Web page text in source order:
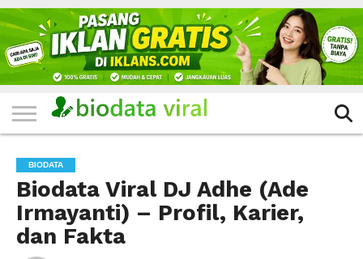
HOME
FILTER
KATEGORI
IKLAN
GRATIS
TERVIRAL
TRADING
KOMUNITAS
BERITA
BISNIS
LAINNYA
BIODATA
Biodata Viral DJ Adhe (Ade
Irmayanti) – Profil, Karier,
dan Fakta